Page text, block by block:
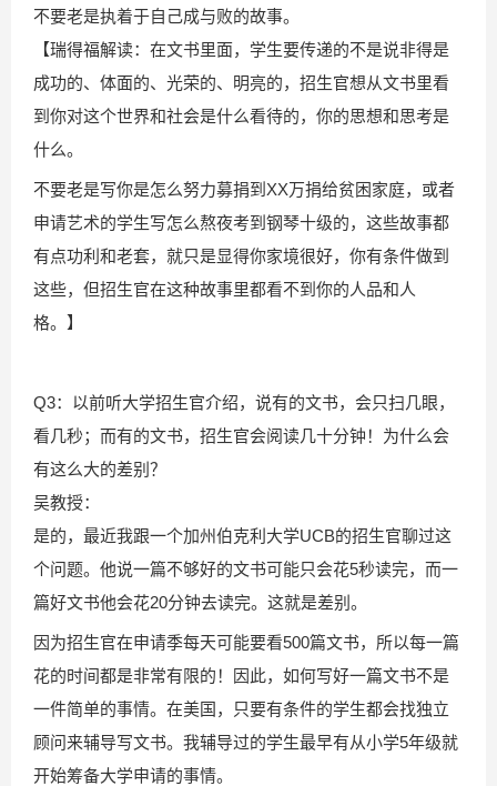
不要老是执着于自己成与败的故事。
【瑞得福解读：在文书里面，学生要传递的不是说非得是
成功的、体面的、光荣的、明亮的，招生官想从文书里看
到你对这个世界和社会是什么看待的，你的思想和思考是
什么。
不要老是写你是怎么努力募捐到XX万捐给贫困家庭，或者
申请艺术的学生写怎么熬夜考到钢琴十级的，这些故事都
有点功利和老套，就只是显得你家境很好，你有条件做到
这些，但招生官在这种故事里都看不到你的人品和人
格。】
Q3：以前听大学招生官介绍，说有的文书，会只扫几眼，
看几秒；而有的文书，招生官会阅读几十分钟！为什么会
有这么大的差别？
吴教授：
是的，最近我跟一个加州伯克利大学UCB的招生官聊过这
个问题。他说一篇不够好的文书可能只会花5秒读完，而一
篇好文书他会花20分钟去读完。这就是差别。
因为招生官在申请季每天可能要看500篇文书，所以每一篇
花的时间都是非常有限的！因此，如何写好一篇文书不是
一件简单的事情。在美国，只要有条件的学生都会找独立
顾问来辅导写文书。我辅导过的学生最早有从小学5年级就
开始筹备大学申请的事情。